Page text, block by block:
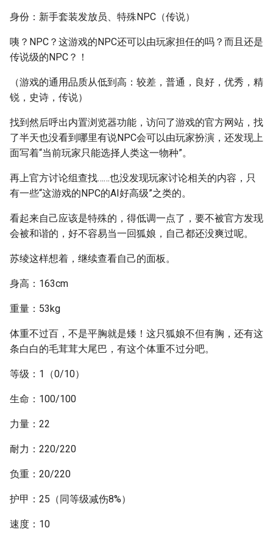
身份：新手套装发放员、特殊NPC（传说）
咦？NPC？这游戏的NPC还可以由玩家担任的吗？而且还是
传说级的NPC？！
（游戏的通用品质从低到高：较差，普通，良好，优秀，精
锐，史诗，传说）
找到然后呼出内置浏览器功能，访问了游戏的官方网站，找
了半天也没看到哪里有说NPC会可以由玩家扮演，还发现上
面写着“当前玩家只能选择人类这一物种”。
再上官方讨论组查找……也没发现玩家讨论相关的内容，只
有一些“这游戏的NPC的AI好高级”之类的。
看起来自己应该是特殊的，得低调一点了，要不被官方发现
会被和谐的，好不容易当一回狐娘，自己都还没爽过呢。
苏绫这样想着，继续查看自己的面板。
身高：163cm
重量：53kg
体重不过百，不是平胸就是矮！这只狐娘不但有胸，还有这
条白白的毛茸茸大尾巴，有这个体重不过分吧。
等级：1（0/10）
生命：100/100
力量：22
耐力：220/220
负重：20/220
护甲：25（同等级减伤8%）
速度：10